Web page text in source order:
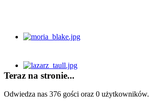
Teraz na stronie...
Odwiedza nas 376 gości oraz 0 użytkowników.